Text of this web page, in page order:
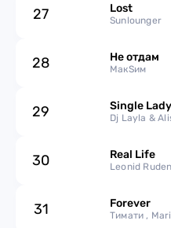
27 Lost
Sunlounger
28 Не отдам
МакSим
29 Single Lady
Dj Layla &
30 Real Life
Leonid
31 Forever
Тимати ,